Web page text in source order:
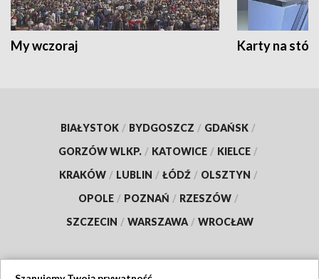
My wczoraj Karty na
BIAŁYSTOK / BYDGOSZCZ / GDAŃSK /
GORZÓW WLKP. / KATOWICE / KIELCE /
KRAKÓW / LUBLIN / ŁÓDŹ / OLSZTYN /
OPOLE / POZNAŃ / RZESZÓW /
SZCZECIN / WARSZAWA / WROCŁAW